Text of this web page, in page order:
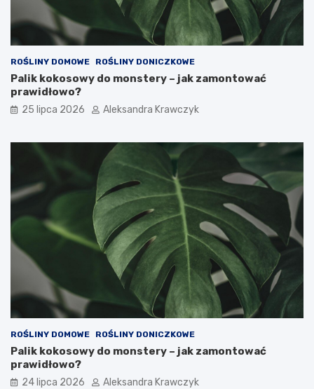
ROŚLINY DOMOWE ROŚLINY DONICZKOWE
Palik kokosowy do monstery – jak zamontować
prawidłowo?
25 lipca 2026 Aleksandra Krawczyk
ROŚLINY DOMOWE ROŚLINY DONICZKOWE
Palik kokosowy do monstery – jak zamontować
prawidłowo?
24 lipca 2026 Aleksandra Krawczyk